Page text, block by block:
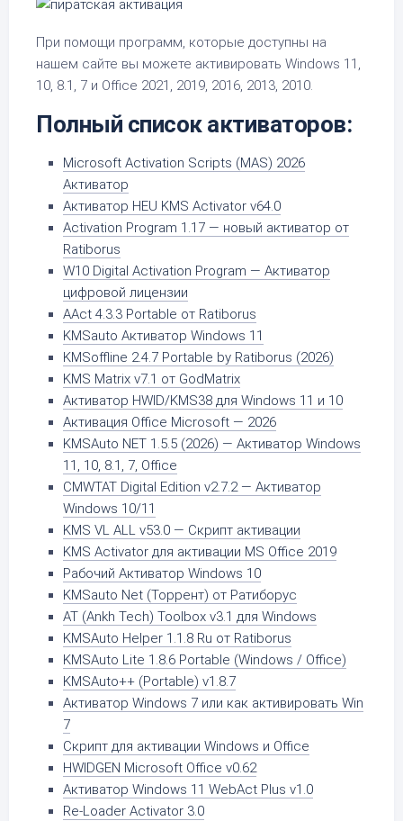
При помощи программ, которые доступны на
нашем сайте вы можете активировать Windows 11,
10, 8.1, 7 и Office 2021, 2019, 2016, 2013, 2010.
Полный список активаторов:
Microsoft Activation Scripts (MAS) 2026
Активатор
Активатор HEU KMS Activator v64.0
Activation Program 1.17 — новый активатор от
Ratiborus
W10 Digital Activation Program — Активатор
цифровой лицензии
AAct 4.3.3 Portable от Ratiborus
KMSauto Активатор Windows 11
KMSoffline 2.4.7 Portable by Ratiborus (2026)
KMS Matrix v7.1 от GodMatrix
Активатор HWID/KMS38 для Windows 11 и 10
Активация Office Microsoft — 2026
KMSAuto NET 1.5.5 (2026) — Активатор Windows
11, 10, 8.1, 7, Office
CMWTAT Digital Edition v2.7.2 — Активатор
Windows 10/11
KMS VL ALL v53.0 — Скрипт активации
KMS Activator для активации MS Office 2019
Рабочий Активатор Windows 10
KMSauto Net (Торрент) от Ратиборус
AT (Ankh Tech) Toolbox v3.1 для Windows
KMSAuto Helper 1.1.8 Ru от Ratiborus
KMSAuto Lite 1.8.6 Portable (Windows / Office)
KMSAuto++ (Portable) v1.8.7
Активатор Windows 7 или как активировать Win
7
Скрипт для активации Windows и Office
HWIDGEN Microsoft Office v0.62
Активатор Windows 11 WebAct Plus v1.0
Re-Loader Activator 3.0